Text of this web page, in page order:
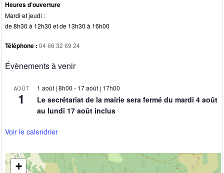
Heures d’ouverture
Mardi et jeudi :
de 8h30 à 12h30 et de 13h30 à 16h00
Téléphone : 04 66 32 69 24
Évènements à venir
AOÛT
1
1 août | 8h00 - 17 août | 17h00
Le secrétariat de la mairie sera fermé du mardi 4 août
au lundi 17 août inclus
Voir le calendrier
+